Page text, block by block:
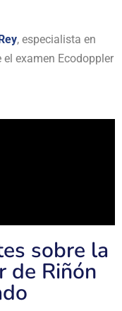
, especialista en
examen Ecodoppler
sobre la
de Riñón